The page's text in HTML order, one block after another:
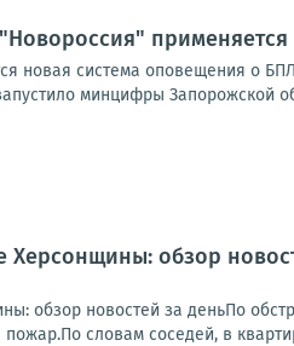
новая система оповещения о
минцифры Запорожской
Херсонщины: обзор
обзор новостей за деньПо
пожар.По словам соседей, в